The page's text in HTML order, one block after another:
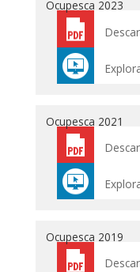
Ocupesca 2023
Ocupesca 2021
Ocupesca 2019